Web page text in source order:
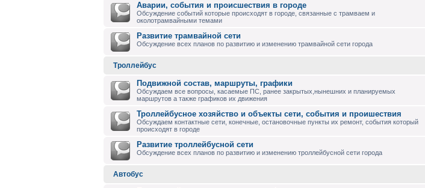
Аварии, события и происшествия в городе
Обсуждение событий которые происходят в городе, связанные с трамваем и
околотрамвайными темами
Развитие трамвайной сети
Обсуждение всех планов по развитию и изменению трамвайной сети города
Троллейбус
Подвижной состав, маршруты, графики
Обсуждаем все вопросы, касаемые ПС, ранее закрытых,нынешних и планируемых
маршрутов а также графиков их движения
Троллейбусное хозяйство и объекты сети, события и проишествия
Обсуждаем контактные сети, конечные, остановочные пункты их ремонт, события который
происходят в городе
Развитие троллейбусной сети
Обсуждение всех планов по развитию и изменению троллейбусной сети города
Автобус